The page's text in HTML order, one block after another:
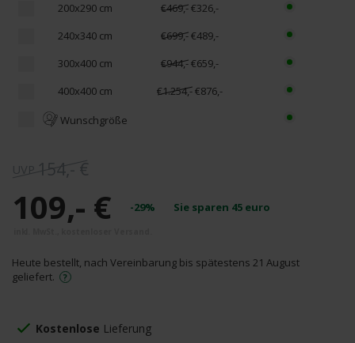
200x290 cm
€469,-€326,-
240x340 cm
€699,-€489,-
300x400 cm
€944,-€659,-
400x400 cm
€1.254,-€876,-
Wunschgröße
154,- €
109,- € -29% Sie sparen 45 euro
Heute bestellt, nach Vereinbarung bis spätestens 21 August
geliefert.
Kostenlose Lieferung